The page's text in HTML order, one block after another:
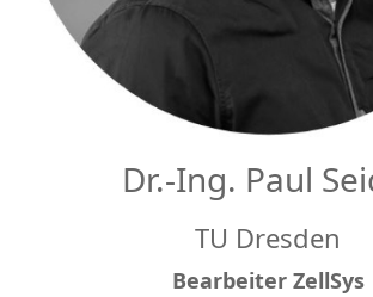
Dr.-Ing. Paul
TU Dresden
Bearbeiter ZellSys